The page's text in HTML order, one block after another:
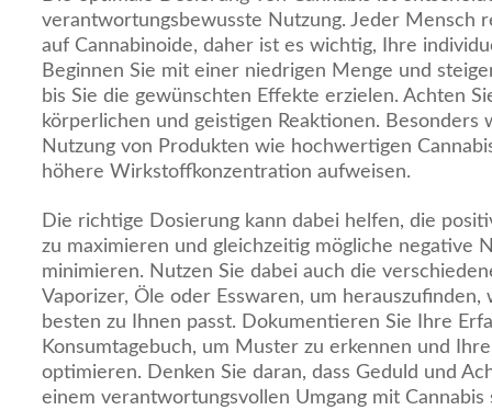
verantwortungsbewusste Nutzung. Jeder Mensch
auf Cannabinoide, daher ist es wichtig, Ihre
Beginnen Sie mit einer niedrigen Menge und
bis Sie die gewünschten Effekte erzielen. Achten
körperlichen und geistigen Reaktionen. Besonders
Nutzung von Produkten wie hochwertigen
höhere Wirkstoffkonzentration aufweisen.
Die richtige Dosierung kann dabei helfen, die
zu maximieren und gleichzeitig mögliche negative
minimieren. Nutzen Sie dabei auch die
Vaporizer, Öle oder Esswaren, um
besten zu Ihnen passt. Dokumentieren Sie Ihre
Konsumtagebuch, um Muster zu erkennen und
optimieren. Denken Sie daran, dass Geduld und
einem verantwortungsvollen Umgang mit Cannabis